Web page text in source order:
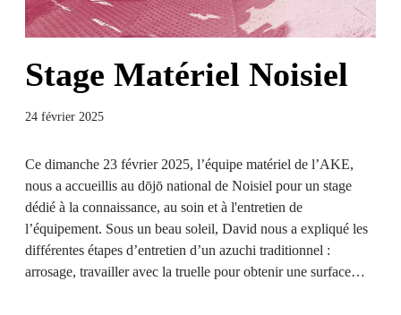
Stage Matériel Noisiel
24 février 2025
Ce dimanche 23 février 2025, l’équipe matériel de l’AKE,
nous a accueillis au dōjō national de Noisiel pour un stage
dédié à la connaissance, au soin et à l'entretien de
l’équipement. Sous un beau soleil, David nous a expliqué les
différentes étapes d’entretien d’un azuchi traditionnel :
arrosage, travailler avec la truelle pour obtenir une surface…